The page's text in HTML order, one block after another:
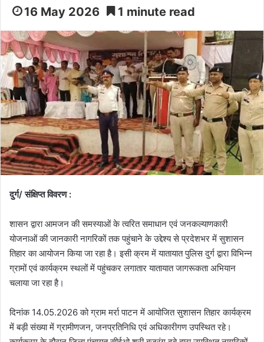
16 May 2026 1 minute read
दुर्ग/ संक्षिप्त विवरण :
शासन द्वारा आमजन की समस्याओं के त्वरित समाधान एवं जनकल्याणकारी
योजनाओं की जानकारी नागरिकों तक पहुंचाने के उद्देश्य से प्रदेशभर में सुशासन
तिहार का आयोजन किया जा रहा है। इसी क्रम में यातायात पुलिस दुर्ग द्वारा विभिन्न
ग्रामों एवं कार्यक्रम स्थलों में पहुंचकर लगातार यातायात जागरूकता अभियान
चलाया जा रहा है।
दिनांक 14.05.2026 को ग्राम मर्रा पाटन में आयोजित सुशासन तिहार कार्यक्रम
में बड़ी संख्या में ग्रामीणजन, जनप्रतिनिधि एवं अधिकारीगण उपस्थित रहे।